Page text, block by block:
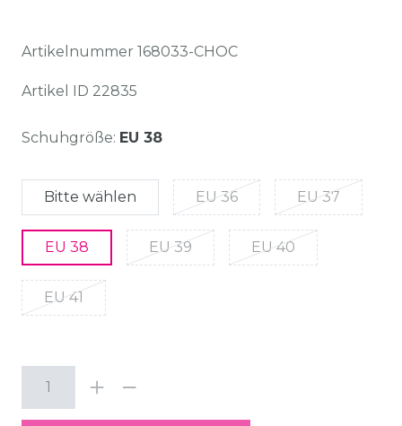
Artikelnummer 168033-CHOC
Artikel ID 22835
Schuhgröße: EU 38
Bitte wählen EU 36 EU 37
EU 38 EU 39 EU 40
EU 41